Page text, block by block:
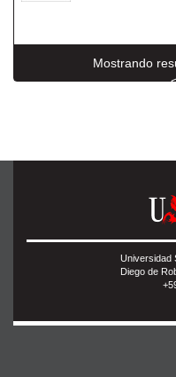
Mostrando
Universidad
Diego de